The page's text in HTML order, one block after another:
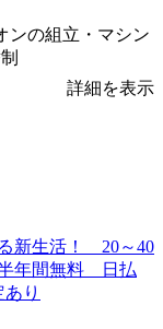
ンの組立・マシン
詳細を表示